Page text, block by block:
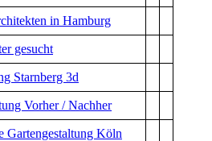
in Hamburg
gesucht
Starnberg 3d
Vorher / Nachher
Gartengestaltung Köln